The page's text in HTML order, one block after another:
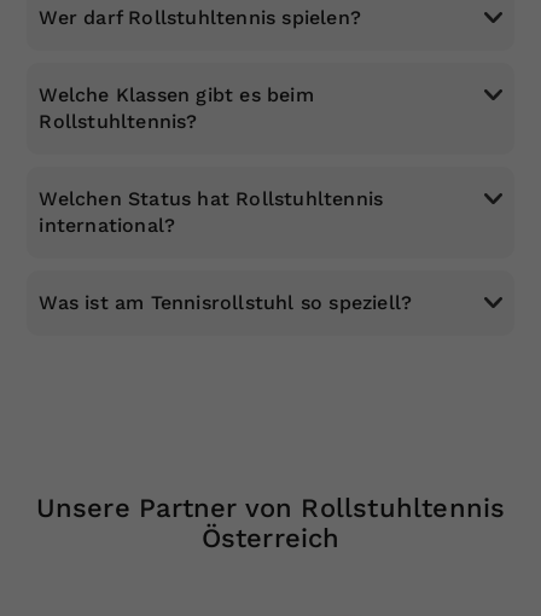
Wer darf Rollstuhltennis spielen?
Welche Klassen gibt es beim
Rollstuhltennis?
Welchen Status hat Rollstuhltennis
international?
Was ist am Tennisrollstuhl so speziell?
Unsere Partner von Rollstuhltennis
Österreich